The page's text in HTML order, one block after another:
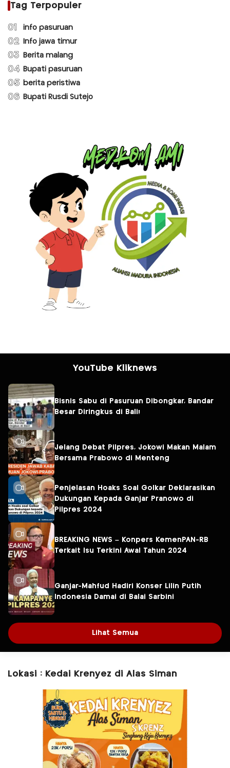
Tag Terpopuler
01 info pasuruan
02 Info jawa timur
03 Berita malang
04 Bupati pasuruan
05 berita peristiwa
06 Bupati Rusdi Sutejo
YouTube Kliknews
Bisnis Sabu di Pasuruan Dibongkar, Bandar
Besar Diringkus di Bali!
Jelang Debat Pilpres, Jokowi Makan Malam
Bersama Prabowo di Menteng
Penjelasan Hoaks Soal Golkar Deklarasikan
Dukungan Kepada Ganjar Pranowo di
Pilpres 2024
BREAKING NEWS – Konpers KemenPAN-RB
Terkait Isu Terkini Awal Tahun 2024
Ganjar-Mahfud Hadiri Konser Lilin Putih
Indonesia Damai di Balai Sarbini
Lihat Semua
Lokasi : Kedai Krenyez di Alas Siman